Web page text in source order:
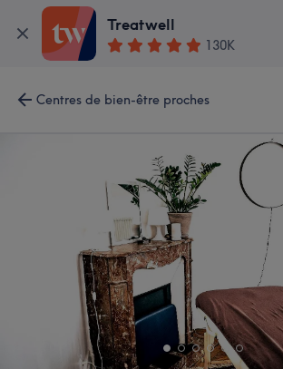
Treatwell
130K
Centres de bien-être proches